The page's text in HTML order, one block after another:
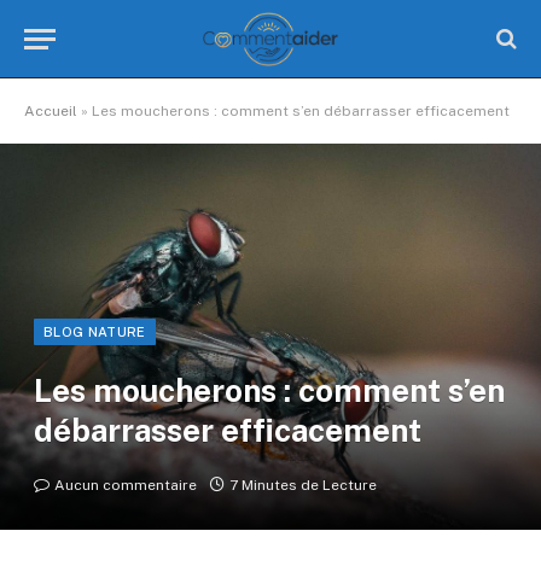
Accueil » Les moucherons : comment s’en débarrasser efficacement
BLOG NATURE
Les moucherons : comment s’en
débarrasser efficacement
Aucun commentaire 7 Minutes de Lecture